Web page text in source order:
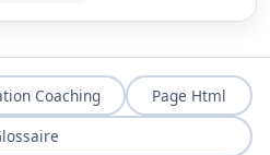
Coaching
Page Html